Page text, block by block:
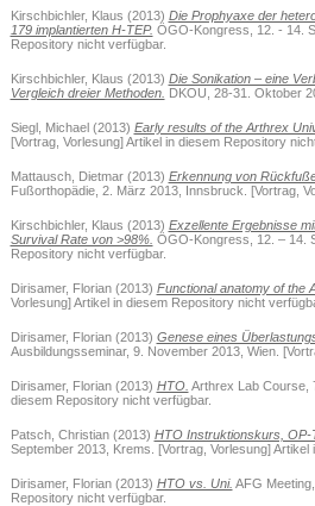
Kirschbichler, Klaus (2013) Die Prophyaxe der
179 implantierten H-TEP. ÖGO-Kongress, 12. - 14.
Repository nicht verfügbar.
Kirschbichler, Klaus (2013) Die Sonikation – eine
Vergleich dreier Methoden. DKOU, 28-31. Oktober
Siegl, Michael(2013) Early results of the Arthrex
[Vortrag, Vorlesung] Artikel in diesem Repository
Mattausch, Dietmar(2013) Erkennung von
Fußorthopädie, 2. März 2013, Innsbruck. [Vortrag,
Kirschbichler, Klaus (2013) Exzellente Ergebnisse
Survival Rate von >98%. ÖGO-Kongress, 12. – 14.
Repository nicht verfügbar.
Dirisamer, Florian(2013) Functional anatomy of the
Vorlesung] Artikel in diesem Repository nicht
Dirisamer, Florian(2013) Genese eines
Ausbildungsseminar, 9. November 2013, Wien.
Dirisamer, Florian(2013) HTO. Arthrex Lab Course,
diesem Repository nicht verfügbar.
Patsch, Christian(2013) HTO Instruktionskurs, OP-
September 2013, Krems. [Vortrag, Vorlesung]
Dirisamer, Florian(2013) HTO vs. Uni. AFG
Repository nicht verfügbar.